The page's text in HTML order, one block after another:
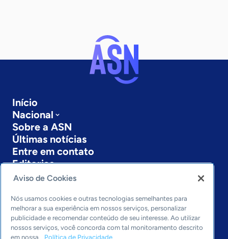
Início
Nacional
Sobre a ASN
Últimas notícias
Entre em contato
Editorias
Economia & Política
Inovação & Tecnologia
Cultura empreendedora
Dados
Arquivo
Aviso de Cookies
Nós usamos cookies e outras tecnologias semelhantes para
melhorar a sua experiência em nossos serviços, personalizar
publicidade e recomendar conteúdo de seu interesse. Ao utilizar
nossos serviços, você concorda com tal monitoramento descrito
em nossa
Política de Privacidade